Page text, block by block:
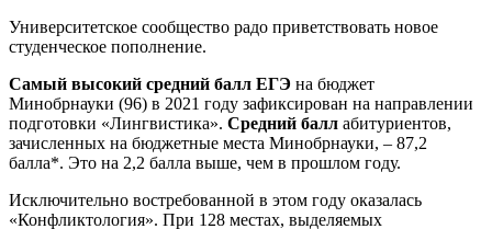
Университетское сообщество радо приветствовать новое
студенческое пополнение.
Самый высокий средний балл ЕГЭ на бюджет
Минобрнауки (96) в 2021 году зафиксирован на направлении
подготовки «Лингвистика». Средний балл абитуриентов,
зачисленных на бюджетные места Минобрнауки, – 87,2
балла*. Это на 2,2 балла выше, чем в прошлом году.
Исключительно востребованной в этом году оказалась
«Конфликтология». При 128 местах, выделяемых